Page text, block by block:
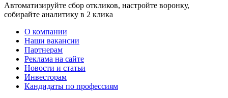
Автоматизируйте сбор откликов, настройте воронку,
собирайте аналитику в 2 клика
О компании
Наши вакансии
Партнерам
Реклама на сайте
Новости и статьи
Инвесторам
Кандидаты по профессиям